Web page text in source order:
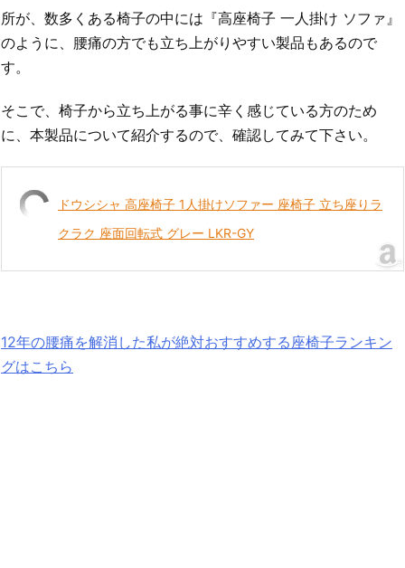
所が、数多くある椅子の中には『高座椅子 一人掛け ソファ』
のように、腰痛の方でも立ち上がりやすい製品もあるので
す。
そこで、椅子から立ち上がる事に辛く感じている方のため
に、本製品について紹介するので、確認してみて下さい。
ドウシシャ 高座椅子 1人掛けソファー 座椅子 立ち座りラ
クラク 座面回転式 グレー LKR-GY
12年の腰痛を解消した私が絶対おすすめする座椅子ランキン
グはこちら